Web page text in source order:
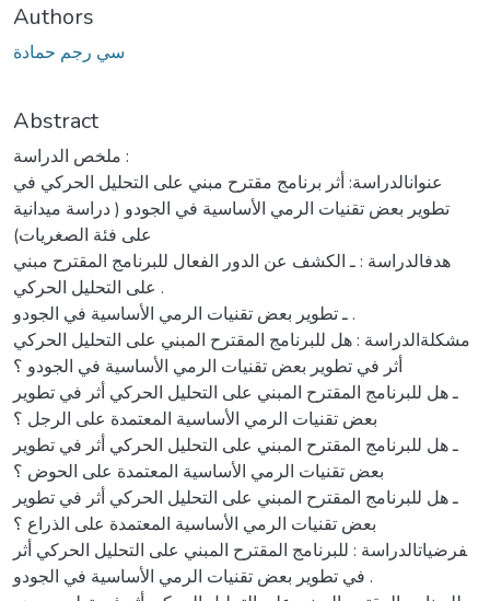
Authors
سي رجم حمادة
Abstract
ملخص الدراسة :
ﻋﻨﻮاناﻟﺪراﺳﺔ: أثر برنامج مقترح مبني على التحليل الحركي في
تطوير بعض تقنيات الرمي الأساسية في الجودو ( دراسة ميدانية
على فئة الصغريات)
ﻫﺪفاﻟﺪراﺳﺔ : ـ الكشف عن الدور الفعال للبرنامج المقترح مبني
على التحليل الحركي .
ـ تطوير بعض تقنيات الرمي الأساسية في الجودو .
ﻣﺸﻜﻠﺔاﻟﺪراﺳﺔ : هل للبرنامج المقترح المبني على التحليل الحركي
أثر في تطوير بعض تقنيات الرمي الأساسية في الجودو ؟
ـ هل للبرنامج المقترح المبني على التحليل الحركي أثر في تطوير
بعض تقنيات الرمي الأساسية المعتمدة على الرجل ؟
ـ هل للبرنامج المقترح المبني على التحليل الحركي أثر في تطوير
بعض تقنيات الرمي الأساسية المعتمدة على الحوض ؟
ـ هل للبرنامج المقترح المبني على التحليل الحركي أثر في تطوير
بعض تقنيات الرمي الأساسية المعتمدة على الذراع ؟
ﻔﺮﺿﻴﺎتاﻟﺪراﺳﺔ : للبرنامج المقترح المبني على التحليل الحركي أثر
في تطوير بعض تقنيات الرمي الأساسية في الجودو .